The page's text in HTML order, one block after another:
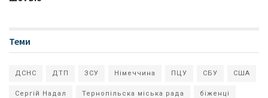
Теми
ДСНС ДТП ЗСУ Німеччина ПЦУ СБУ США
Сергій Надал Тернопільска міська рада біженці